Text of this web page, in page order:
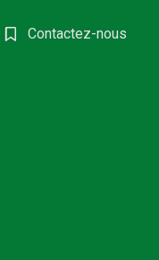
Contactez-nous